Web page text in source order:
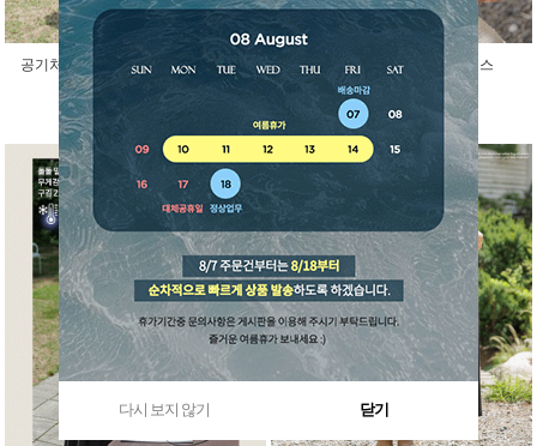
공기처럼 가벼운 소르베 시스루 조끼 블랑카 소매리본 프릴 원피스
34,200원
다시 보지 않기 닫기